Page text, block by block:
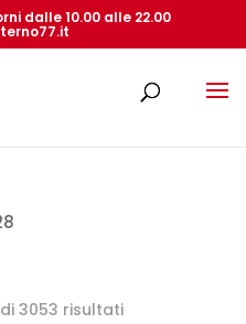
dalle 10.00 alle 22.00
3053 risultatiPopolarità